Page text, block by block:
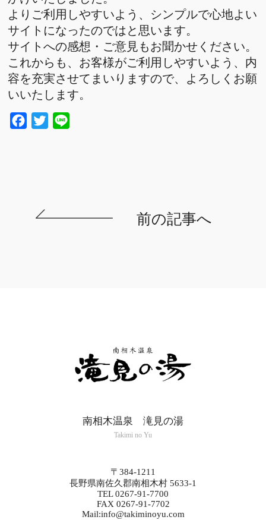
よりご利用しやすいよう、シンプルで心地よい
サイトになったのではと思います。
サイトへの感想・ご意見もお聞かせください。
これからも、お客様がご利用しやすいよう、内
容を充実させてまいりますので、よろしくお願
いいたします。
Facebook
Twitter
前の記事へ
南相木温泉 滝見の湯
Takimi no Yu
〒384-1211
長野県南佐久郡南相木村 5633-1
TEL 0267-91-7700
FAX 0267-91-7702
Mail:info@takiminoyu.com